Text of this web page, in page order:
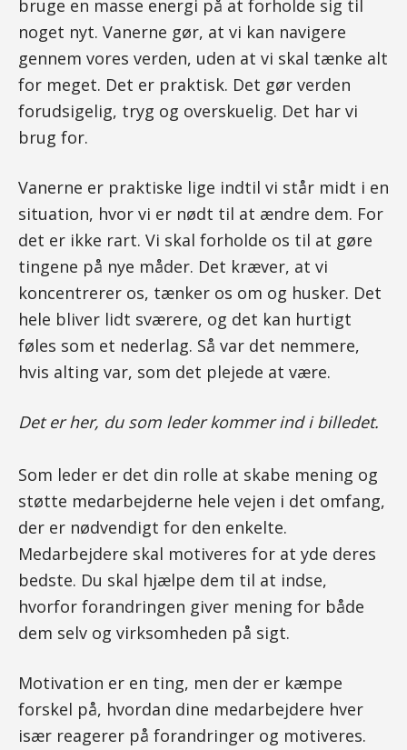
bruge en masse energi på at forholde sig til
noget nyt. Vanerne gør, at vi kan navigere
gennem vores verden, uden at vi skal tænke alt
for meget. Det er praktisk. Det gør verden
forudsigelig, tryg og overskuelig. Det har vi
brug for.
Vanerne er praktiske lige indtil vi står midt i en
situation, hvor vi er nødt til at ændre dem. For
det er ikke rart. Vi skal forholde os til at gøre
tingene på nye måder. Det kræver, at vi
koncentrerer os, tænker os om og husker. Det
hele bliver lidt sværere, og det kan hurtigt
føles som et nederlag. Så var det nemmere,
hvis alting var, som det plejede at være.
Det er her, du som leder kommer ind i billedet.
Som leder er det din rolle at skabe mening og
støtte medarbejderne hele vejen i det omfang,
der er nødvendigt for den enkelte.
Medarbejdere skal motiveres for at yde deres
bedste. Du skal hjælpe dem til at indse,
hvorfor forandringen giver mening for både
dem selv og virksomheden på sigt.
Motivation er en ting, men der er kæmpe
forskel på, hvordan dine medarbejdere hver
især reagerer på forandringer og motiveres.